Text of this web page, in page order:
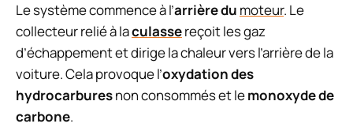
Le système commence à l’arrière du moteur. Le
collecteur relié à laculassereçoit les gaz
d’échappement et dirige la chaleur vers l’arrière de la
voiture. Cela provoque l’oxydation des
hydrocarburesnon consommés et lemonoxyde de
carbone.